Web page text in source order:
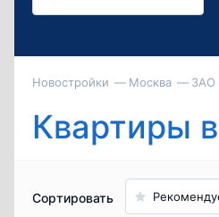
Новостройки Москва ЗАО
Квартиры
Сортировать